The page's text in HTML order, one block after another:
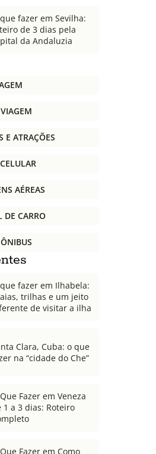
fazer em Sevilha:
de 3 dias pela
da Andaluzia
E ATRAÇÕES
AÉREAS
DE CARRO
fazer em Ilhabela:
trilhas e um jeito
de visitar a ilha
Clara, Cuba: o que
na “cidade do Che”
Fazer em Veneza
1 a 3 dias: Roteiro
Fazer em Como